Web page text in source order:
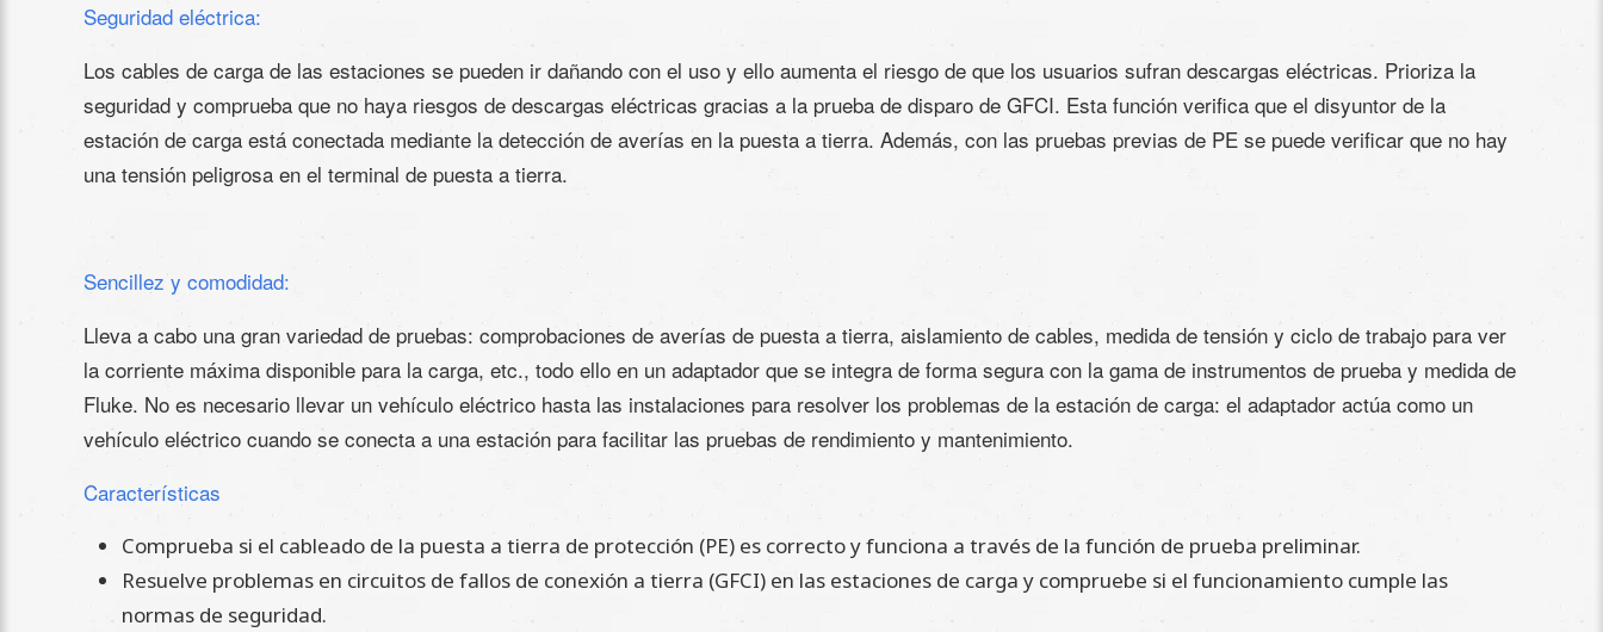
Seguridad eléctrica:
Los cables de carga de las estaciones se pueden ir dañando con el uso y ello aumenta el riesgo de que los usuarios sufran descargas eléctricas. Prioriza la
seguridad y comprueba que no haya riesgos de descargas eléctricas gracias a la prueba de disparo de GFCI. Esta función verifica que el disyuntor de la
estación de carga está conectada mediante la detección de averías en la puesta a tierra. Además, con las pruebas previas de PE se puede verificar que no hay
una tensión peligrosa en el terminal de puesta a tierra.
Sencillez y comodidad:
Lleva a cabo una gran variedad de pruebas: comprobaciones de averías de puesta a tierra, aislamiento de cables, medida de tensión y ciclo de trabajo para ver
la corriente máxima disponible para la carga, etc., todo ello en un adaptador que se integra de forma segura con la gama de instrumentos de prueba y medida de
Fluke. No es necesario llevar un vehículo eléctrico hasta las instalaciones para resolver los problemas de la estación de carga: el adaptador actúa como un
vehículo eléctrico cuando se conecta a una estación para facilitar las pruebas de rendimiento y mantenimiento.
Características
Comprueba si el cableado de la puesta a tierra de protección (PE) es correcto y funciona a través de la función de prueba preliminar.
Resuelve problemas en circuitos de fallos de conexión a tierra (GFCI) en las estaciones de carga y compruebe si el funcionamiento cumple las
normas de seguridad.